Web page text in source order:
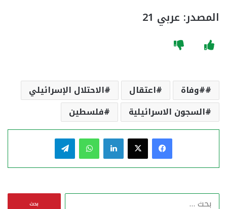
المصدر: عربي 21
#وفاة اعتقال
الاحتلال الإسرائيلي
السجون الاسرائيلية
فلسطين
فيسبوك لينكدإن واتساب